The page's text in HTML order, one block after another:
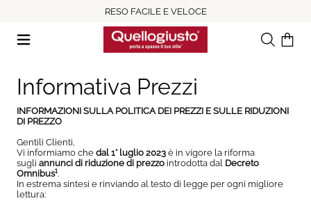
RESO FACILE E VELOCE
RicercaIl tuo
Informativa Prezzi
INFORMAZIONI SULLA POLITICA DEI PREZZI E SULLE RIDUZIONI
DI PREZZO
Gentili Clienti,
Vi informiamo che dal 1° luglio 2023 è in vigore la riforma
sugli annunci di riduzione di prezzo introdotta dal Decreto
Omnibus¹.
In estrema sintesi e rinviando al testo di legge per ogni migliore
lettura: